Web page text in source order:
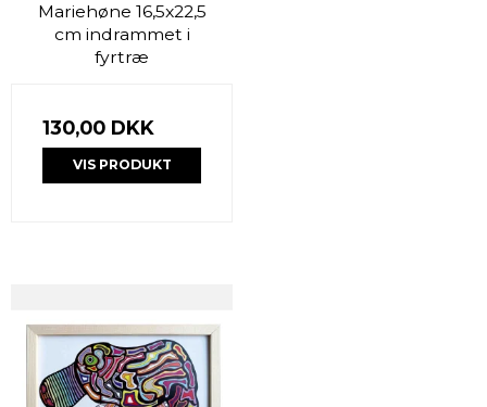
Mariehøne 16,5x22,5
cm indrammet i
fyrtræ
130,00 DKK
VIS PRODUKT